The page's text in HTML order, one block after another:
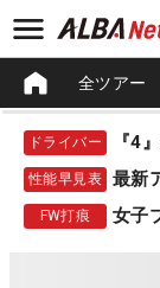
全ツアー
ドライバー
性能早見表 最新
FW打痕 女子